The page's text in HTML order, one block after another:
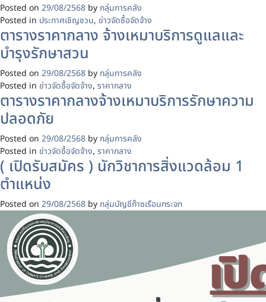
Posted on 29/08/2568 by กลุ่มการคลัง
Posted in ประกาศเชิญชวน, ข่าวจัดซื้อจัดจ้าง
ตารางราคากลาง จ้างเหมาบริการดูแลและ
บำรุงรักษาสวน
Posted on 29/08/2568 by กลุ่มการคลัง
Posted in ข่าวจัดซื้อจัดจ้าง, ราคากลาง
ตารางราคากลางจ้างเหมาบริการรักษาความ
ปลอดภัย
Posted on 29/08/2568 by กลุ่มการคลัง
Posted in ข่าวจัดซื้อจัดจ้าง, ราคากลาง
( เปิดรับสมัคร ) นักวิชาการสิ่งแวดล้อม 1
ตำแหน่ง
Posted on 29/08/2568 by กลุ่มบัญชีก๊าซเรือนกระจก